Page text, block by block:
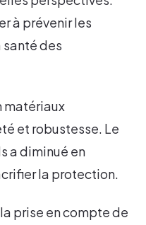
à prévenir les
des
matériaux
et robustesse. Le
a diminué en
la protection.
prise en compte de